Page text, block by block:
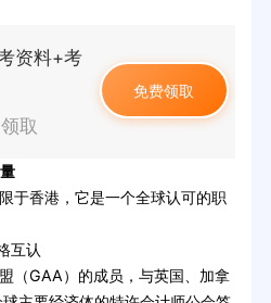
资料+考
取
免费领取
香港，它是一个全球认可的职
互认
GAA）的成员，与英国、加拿